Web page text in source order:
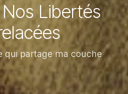
Libertés
qui partage ma couche